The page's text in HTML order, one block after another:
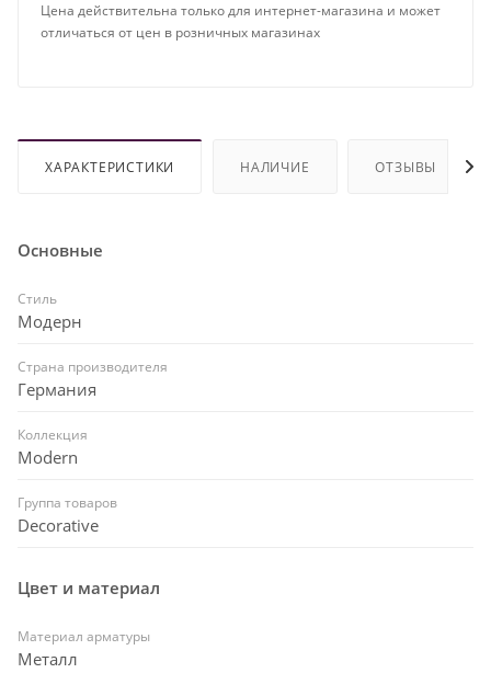
Цена действительна только для интернет-магазина и может
отличаться от цен в розничных магазинах
ХАРАКТЕРИСТИКИ НАЛИЧИЕ ОТЗЫВЫ
Основные
Стиль
Модерн
Страна производителя
Германия
Коллекция
Modern
Группа товаров
Decorative
Цвет и материал
Материал арматуры
Металл